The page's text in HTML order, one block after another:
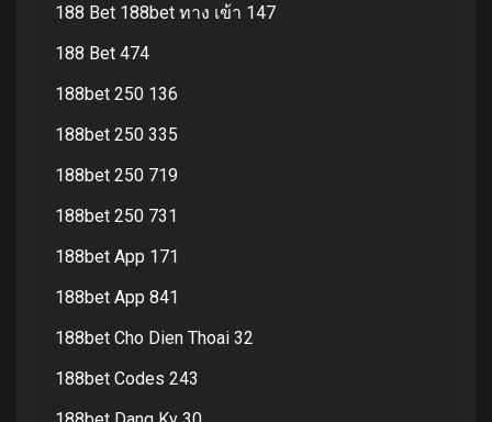
188 Bet 188bet ทาง เข้า 147
188 Bet 474
188bet 250 136
188bet 250 335
188bet 250 719
188bet 250 731
188bet App 171
188bet App 841
188bet Cho Dien Thoai 32
188bet Codes 243